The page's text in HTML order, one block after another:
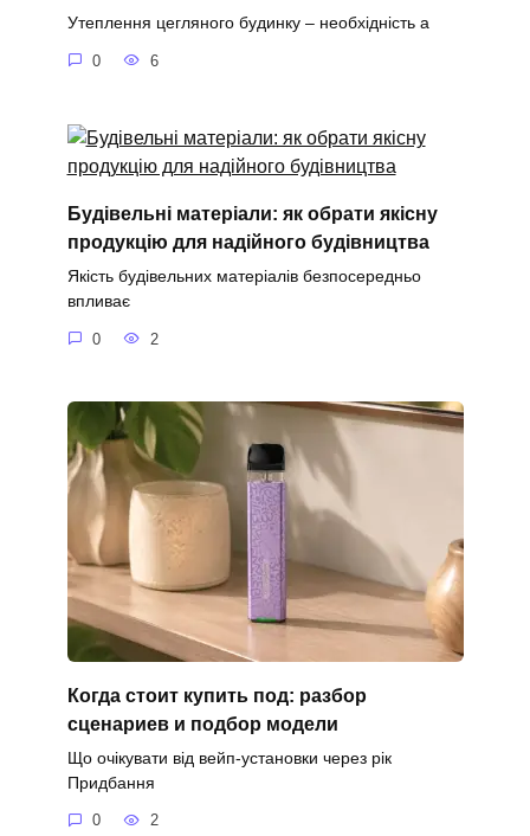
Утеплення цегляного будинку – необхідність а
0 6
Будівельні матеріали: як обрати якісну
продукцію для надійного будівництва
Якість будівельних матеріалів безпосередньо
впливає
0 2
Когда стоит купить под: разбор
сценариев и подбор модели
Що очікувати від вейп-установки через рік
Придбання
0 2